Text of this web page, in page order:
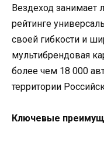
Вездеход
рейтинге
своей гибкости и
мультибрендовая
более чем 18 000
территории
Ключевые